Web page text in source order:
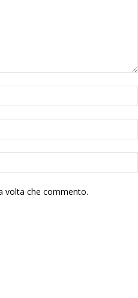
volta che commento.